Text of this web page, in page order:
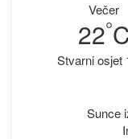
Večer
22°
Stvarni osjet
Sunce